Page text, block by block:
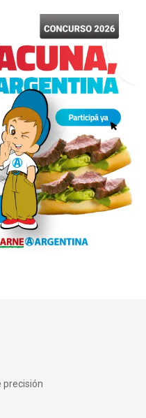
precisión